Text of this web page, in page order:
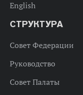
English
СТРУКТУРА
Совет Федерации
Руководство
Совет Палаты